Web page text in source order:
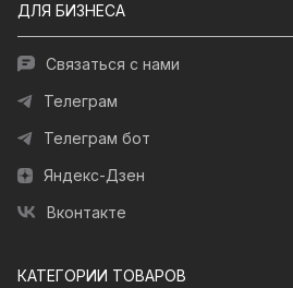
ДЛЯ БИЗНЕСА
Связаться с нами
Телеграм
Телеграм бот
Яндекс-Дзен
Вконтакте
КАТЕГОРИИ ТОВАРОВ